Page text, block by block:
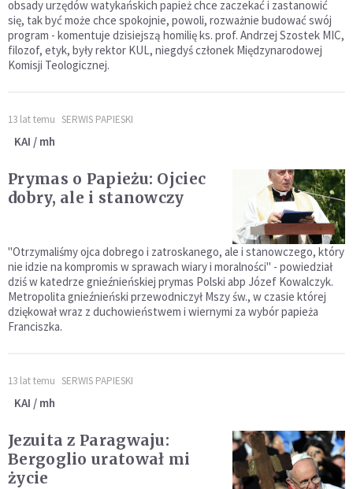
obsady urzędów watykańskich papież chce zaczekać i zastanowić
się, tak być może chce spokojnie, powoli, rozważnie budować swój
program - komentuje dzisiejszą homilię ks. prof. Andrzej Szostek MIC,
filozof, etyk, były rektor KUL, niegdyś członek Międzynarodowej
Komisji Teologicznej.
13 lat temu SERWIS PAPIESKI
KAI / mh
Prymas o Papieżu: Ojciec
dobry, ale i stanowczy
"Otrzymaliśmy ojca dobrego i zatroskanego, ale i stanowczego, który
nie idzie na kompromis w sprawach wiary i moralności" - powiedział
dziś w katedrze gnieźnieńskiej prymas Polski abp Józef Kowalczyk.
Metropolita gnieźnieński przewodniczył Mszy św., w czasie której
dziękował wraz z duchowieństwem i wiernymi za wybór papieża
Franciszka.
13 lat temu SERWIS PAPIESKI
KAI / mh
Jezuita z Paragwaju:
Bergoglio uratował mi
życie